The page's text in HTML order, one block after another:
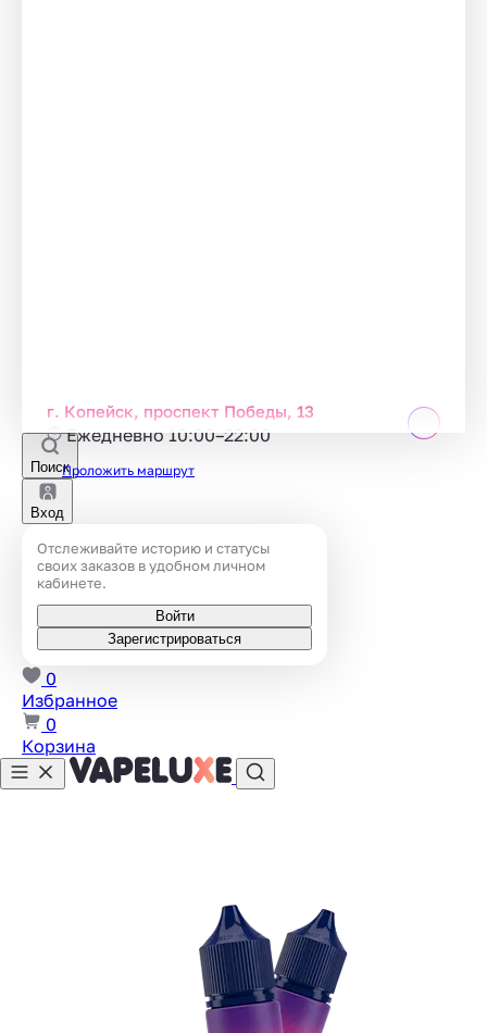
г. Копейск, проспект Победы, 13
Ежедневно 10:00–22:00
Проложить маршрут
Поиск
Вход
Отслеживайте историю и статусы
своих заказов в удобном личном
кабинете.
Войти
Зарегистрироваться
0
Избранное
0
Корзина